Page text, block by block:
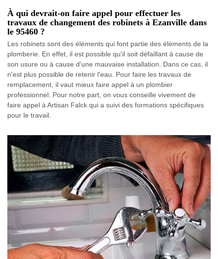
À qui devrait-on faire appel pour effectuer les
travaux de changement des robinets à Ezanville dans
le 95460 ?
Les robinets sont des éléments qui font partie des éléments de la
plomberie. En effet, il est possible qu'il soit défaillant à cause de
son usure ou à cause d'une mauvaise installation. Dans ce cas, il
n'est plus possible de retenir l'eau. Pour faire les travaux de
remplacement, il vaut mieux faire appel à un plombier
professionnel. Pour notre part, on vous conseille vivement de
faire appel à Artisan Falck qui a suivi des formations spécifiques
pour le travail.